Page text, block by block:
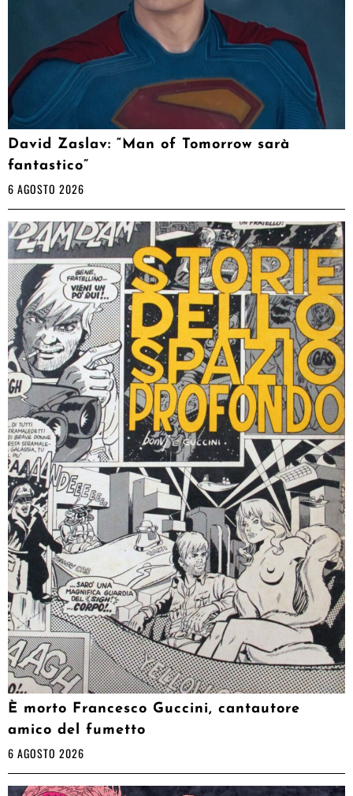
David Zaslav: “Man of Tomorrow sarà
fantastico”
6 AGOSTO 2026
È morto Francesco Guccini, cantautore
amico del fumetto
6 AGOSTO 2026